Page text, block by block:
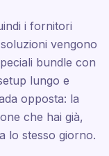
i fornitori
vengono
bundle con
lungo e
opposta: la
che hai già,
lo stesso giorno.